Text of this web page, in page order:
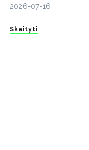
2026-07-16
Skaityti